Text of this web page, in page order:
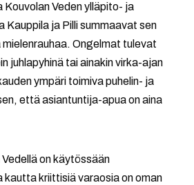
Veden ylläpito- ja
Kauppila ja Pilli summaavat sen
mielenrauhaa. Ongelmat tulevat
juhlapyhinä tai ainakin virka-ajan
ympäri toimiva puhelin- ja
että asiantuntija-apua on aina
on käytössään
kautta kriittisiä varaosia on oman